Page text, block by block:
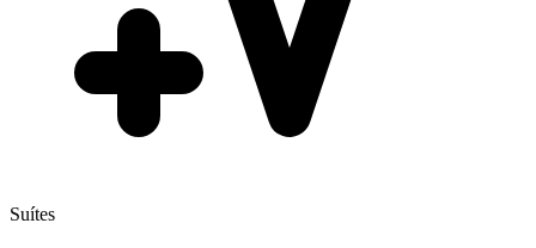
Suítes